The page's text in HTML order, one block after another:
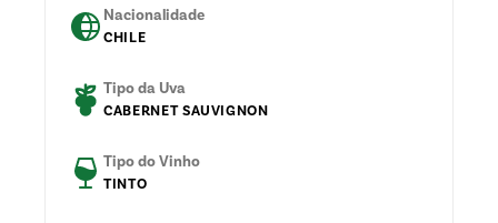
Nacionalidade
CHILE
Tipo da Uva
CABERNET SAUVIGNON
Tipo do Vinho
TINTO